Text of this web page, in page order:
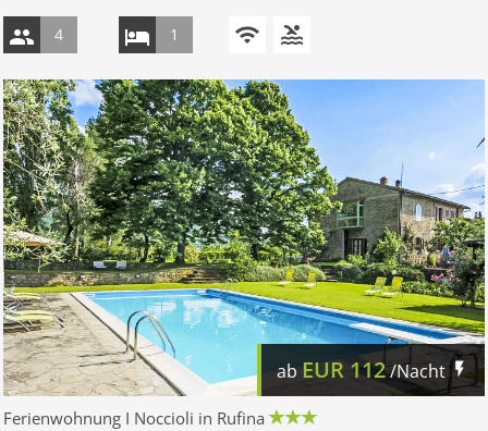
4 1
abEUR 112/Nacht
Ferienwohnung I Noccioli in Rufina